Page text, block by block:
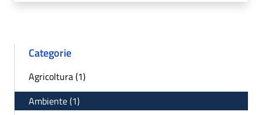
Categorie
Agricoltura (1)
Ambiente (1)